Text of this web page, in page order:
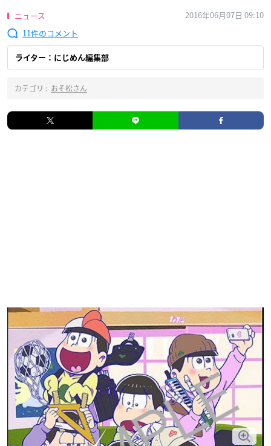
ニュース
2016年06月07日 09:10
11
ライター：にじめん編集部
カテゴリ : おそ松さん